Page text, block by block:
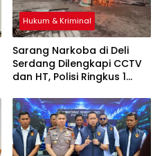
Hukum & Kriminal
Sarang Narkoba di Deli
Serdang Dilengkapi CCTV
dan HT, Polisi Ringkus 1